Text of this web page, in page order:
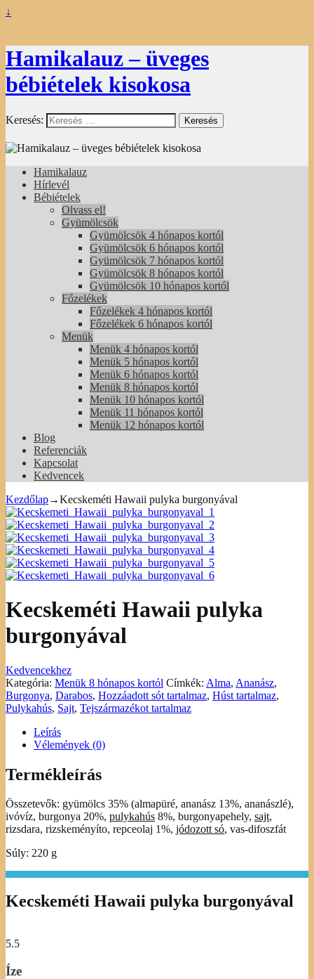
↓
Hamikalauz – üveges
bébiételek kisokosa
Keresés:
Hamikalauz
Hírlevél
Bébiételek
Olvass el!
Gyümölcsök
Gyümölcsök 4 hónapos kortól
Gyümölcsök 6 hónapos kortól
Gyümölcsök 7 hónapos kortól
Gyümölcsök 8 hónapos kortól
Gyümölcsök 10 hónapos kortól
Főzelékek
Főzelékek 4 hónapos kortól
Főzelékek 6 hónapos kortól
Menük
Menük 4 hónapos kortól
Menük 5 hónapos kortól
Menük 6 hónapos kortól
Menük 8 hónapos kortól
Menük 10 hónapos kortól
Menük 11 hónapos kortól
Menük 12 hónapos kortól
Blog
Referenciák
Kapcsolat
Kedvencek
Kezdőlap→Kecskeméti Hawaii pulyka burgonyával
Kecskeméti Hawaii pulyka
burgonyával
Kedvencekhez
Kategória: Menük 8 hónapos kortól Címkék: Alma, Ananász,
Burgonya, Darabos, Hozzáadott sót tartalmaz, Húst tartalmaz,
Pulykahús, Sajt, Tejszármazékot tartalmaz
Leírás
Vélemények (0)
Termékleírás
Összetevők: gyümölcs 35% (almapüré, ananász 13%, ananászlé),
ivóvíz, burgonya 20%, pulykahús 8%, burgonyapehely, sajt,
rizsdara, rizskeményíto, repceolaj 1%, jódozott só, vas-difoszfát
Súly: 220 g
Kecskeméti Hawaii pulyka burgonyával
5.5
Íze